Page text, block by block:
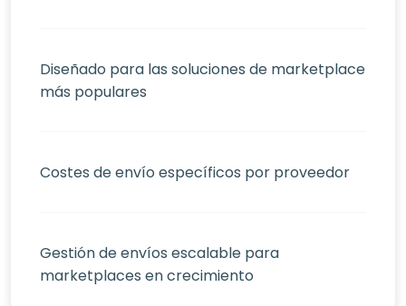
Diseñado para las soluciones de marketplace
más populares
Costes de envío específicos por proveedor
Gestión de envíos escalable para
marketplaces en crecimiento